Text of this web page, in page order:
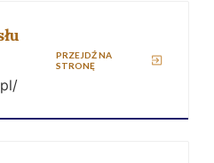
PRZEJDŹ NA
STRONĘ